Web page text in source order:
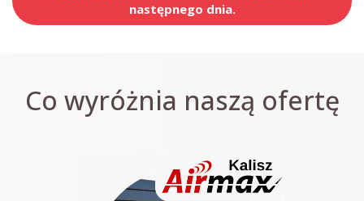
następnego dnia.
Co wyróżnia naszą ofertę